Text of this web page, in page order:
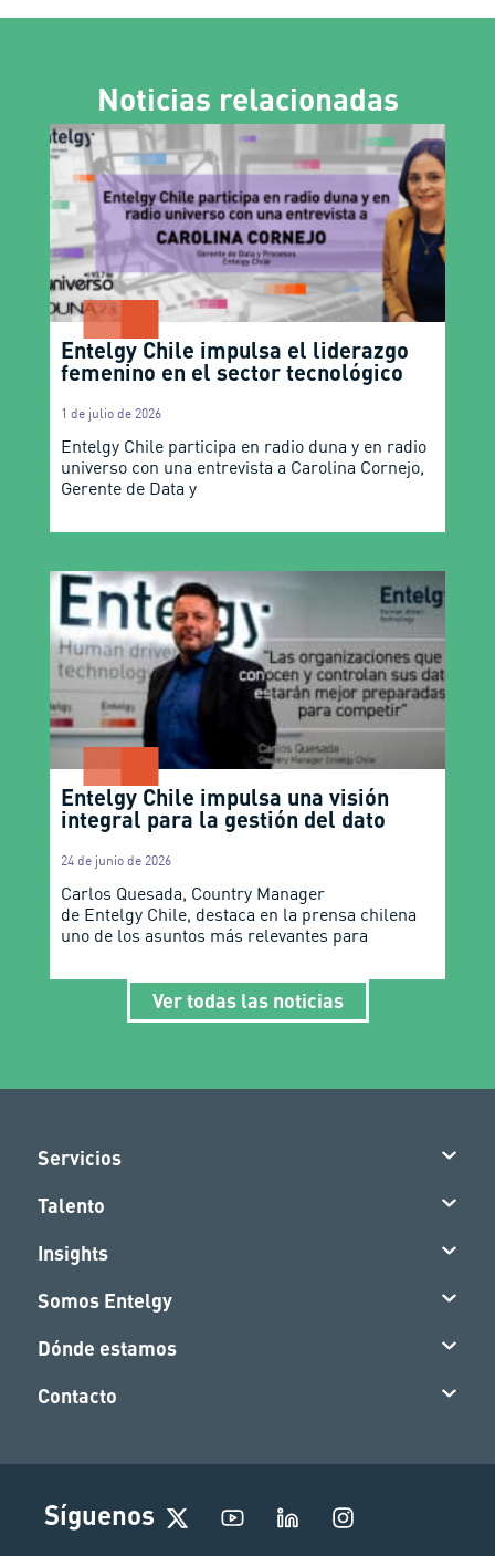
Noticias relacionadas
Entelgy Chile impulsa el liderazgo
femenino en el sector tecnológico
1 de julio de 2026
Entelgy Chile participa en radio duna y en radio
universo con una entrevista a Carolina Cornejo,
Gerente de Data y
Entelgy Chile impulsa una visión
integral para la gestión del dato
24 de junio de 2026
Carlos Quesada, Country Manager
de Entelgy Chile, destaca en la prensa chilena
uno de los asuntos más relevantes para
Ver todas las noticias
Servicios
Talento
Insights
Somos Entelgy
Dónde estamos
Contacto
Síguenos
I
n